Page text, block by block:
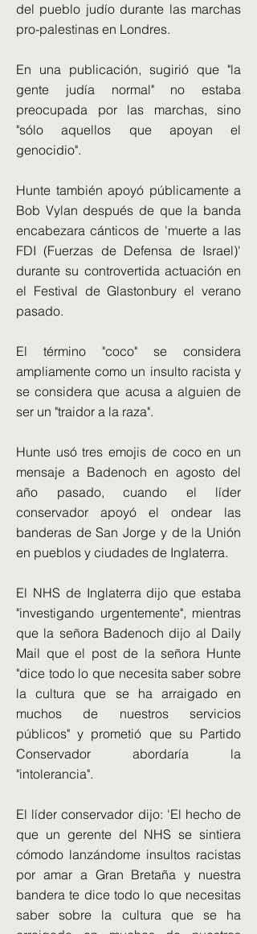
del pueblo judío durante las marchas
pro-palestinas en Londres.
En una publicación, sugirió que "la
gente judía normal" no estaba
preocupada por las marchas, sino
"sólo aquellos que apoyan el
genocidio".
Hunte también apoyó públicamente a
Bob Vylan después de que la banda
encabezara cánticos de 'muerte a las
FDI (Fuerzas de Defensa de Israel)'
durante su controvertida actuación en
el Festival de Glastonbury el verano
pasado.
El término "coco" se considera
ampliamente como un insulto racista y
se considera que acusa a alguien de
ser un "traidor a la raza".
Hunte usó tres emojis de coco en un
mensaje a Badenoch en agosto del
año pasado, cuando el líder
conservador apoyó el ondear las
banderas de San Jorge y de la Unión
en pueblos y ciudades de Inglaterra.
El NHS de Inglaterra dijo que estaba
"investigando urgentemente", mientras
que la señora Badenoch dijo al Daily
Mail que el post de la señora Hunte
"dice todo lo que necesita saber sobre
la cultura que se ha arraigado en
muchos de nuestros servicios
públicos" y prometió que su Partido
Conservador abordaría la
"intolerancia".
El líder conservador dijo: 'El hecho de
que un gerente del NHS se sintiera
cómodo lanzándome insultos racistas
por amar a Gran Bretaña y nuestra
bandera te dice todo lo que necesitas
saber sobre la cultura que se ha